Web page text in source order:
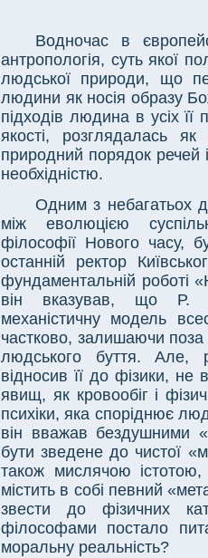
Водночас в
антропологія, суть якої
людської природи, що
людини як носія образу
підходів людина в усіх
якості, розглядалась
природний порядок
необхідністю.
Одним з небагатьох
між еволюцією
філософії Нового часу,
останній ректор
фундаментальній роботі
він вказував, що Р.
механістичну модель
частково, залишаючи поза
людського буття. Але,
відносив її до фізики,
явищ, як кровообіг і
психіки, яка споріднює
він вважав бездушними
бути зведене до чистої
також мислячою
містить в собі певний
звести до фізичних
філософами постало
моральну реальність?